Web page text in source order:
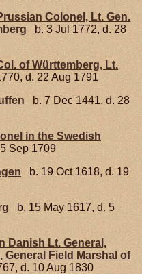
Colonel, Lt. Gen.
b. 3 Jul 1772, d. 28
of Württemberg, Lt.
d. 22 Aug 1791
b. 7 Dec 1441, d. 28
in the Swedish
Sep 1709
b. 19 Oct 1618, d. 19
b. 15 May 1617, d. 5
Danish Lt. General,
Field Marshal of
d. 10 Aug 1830